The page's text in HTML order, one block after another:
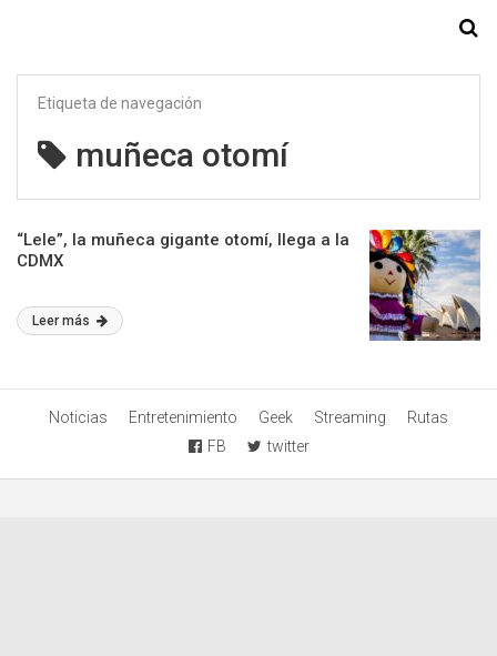
Etiqueta de navegación
muñeca otomí
“Lele”, la muñeca gigante otomí, llega a la
CDMX
Leer más
Noticias Entretenimiento Geek Streaming
Rutas
FB
twitter